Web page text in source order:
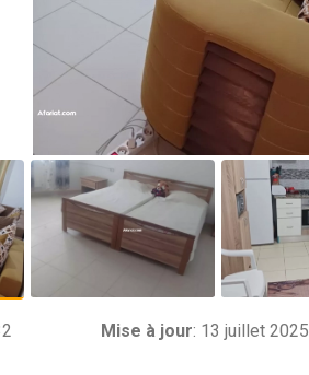
Mise à jour: 13 juillet 2025